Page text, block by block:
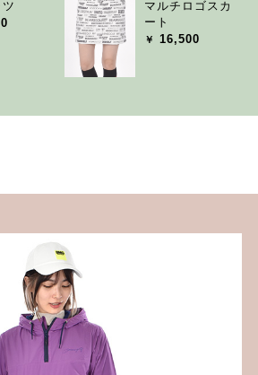
マルチロゴスカ
ート
16,500